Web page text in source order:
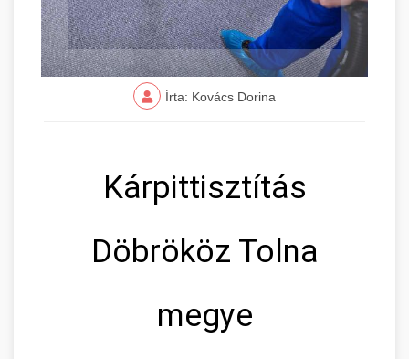
Írta: Kovács Dorina
Kárpittisztítás
Döbrököz Tolna
megye